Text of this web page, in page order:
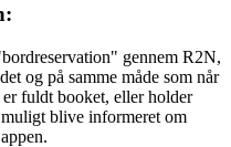
gennem R2N,
og på samme måde som når
fuldt booket, eller holder
blive informeret om